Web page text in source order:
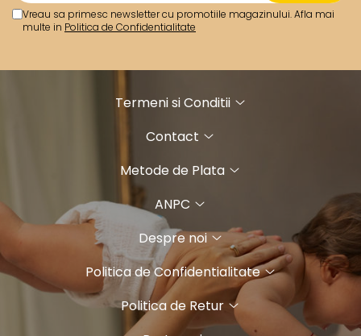
Vreau sa primesc newsletter cu promotiile magazinului. Afla mai
multe in Politica de Confidentialitate
Termeni si Conditii
Contact
Metode de Plata
ANPC
Despre noi
Politica de Confidentialitate
Politica de Retur